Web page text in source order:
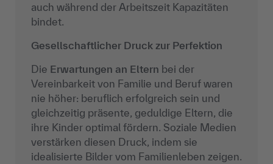
auch während der Arbeitszeit Kapazitäten
bindet.
Gesellschaftlicher Druck zur Perfektion
Die Erwartungen an Eltern bei der
Vereinbarkeit von Familie und Beruf waren
nie höher: beruflich erfolgreich sein und
gleichzeitig präsente, geduldige Eltern, die
ihre Kinder optimal fördern. Soziale Medien
verstärken diesen Druck, indem sie
idealisierte Bilder vom Familienleben zeigen.